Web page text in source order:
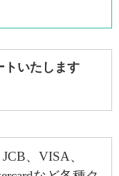
トいたします